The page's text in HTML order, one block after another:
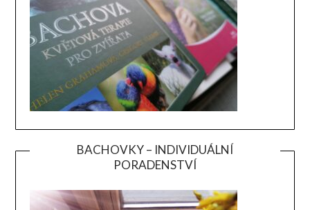
BACHOVKY – INDIVIDUÁLNÍ
PORADENSTVÍ